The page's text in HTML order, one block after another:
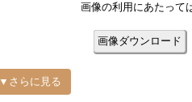
▼さらに見る
画像の利用にあたって
画像ダウンロード